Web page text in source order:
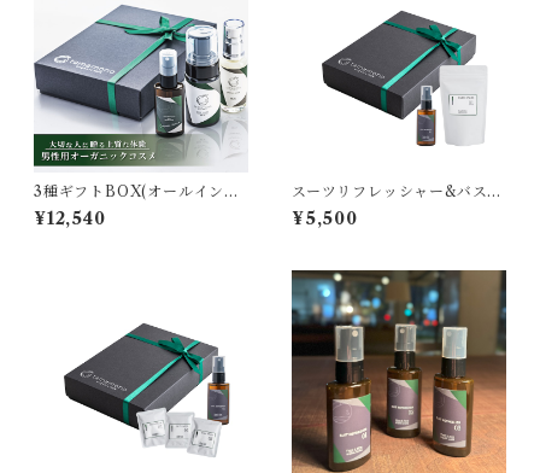
3種ギフトBOX(オールインワ
ン美容液・洗顔・スーツリフ
レッシャー) [tamamono org
¥12,540
スーツリフレッシャー&バスソ
ルト2種ギフトBOX [tamamo
no organic]
¥5,500